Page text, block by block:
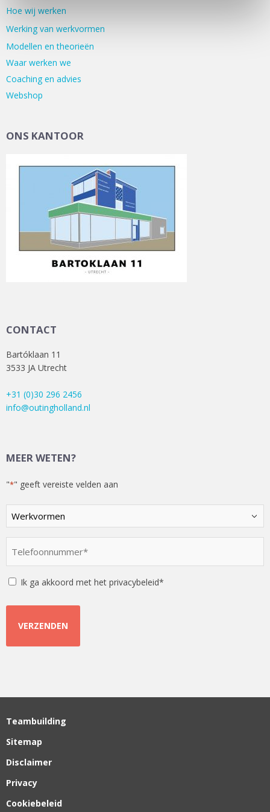
Hoe wij werken
Werking van werkvormen
Modellen en theorieën
Waar werken we
Coaching en advies
Webshop
ONS KANTOOR
CONTACT
Bartóklaan 11
3533 JA Utrecht
+31 (0)30 296 2456
info@outingholland.nl
MEER WETEN?
"*" geeft vereiste velden aan
Kies
een
optie
Instemming
Ik ga akkoord met het privacybeleid*
Teambuilding
Sitemap
Disclaimer
Privacy
Cookiebeleid